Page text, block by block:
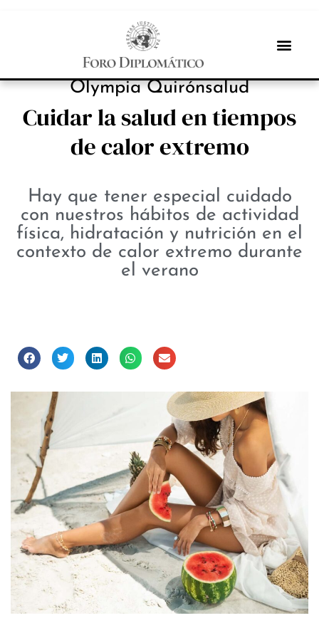
INBOX INTERNACIONAL
Olympia Quirónsalud
Cuidar la salud en tiempos
de calor extremo
Hay que tener especial cuidado
con nuestros hábitos de actividad
física, hidratación y nutrición en el
contexto de calor extremo durante
el verano